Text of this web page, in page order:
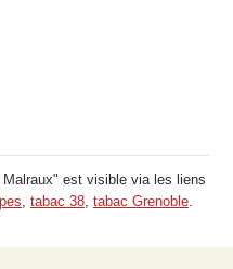
est visible via les liens
, tabac 38, tabac Grenoble.